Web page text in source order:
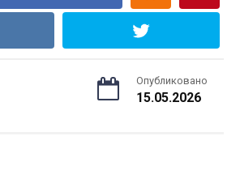
Опубликовано
15.05.2026